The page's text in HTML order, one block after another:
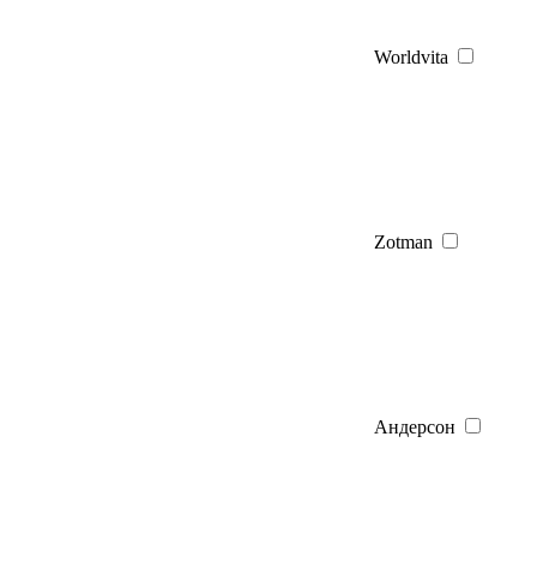
Worldvita
Zotman
Андерсон